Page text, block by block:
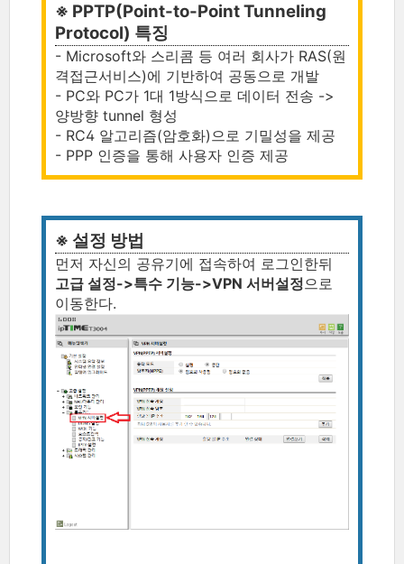
※ PPTP(Point-to-Point Tunneling
Protocol) 특징
- Microsoft와 스리콤 등 여러 회사가 RAS(원
격접근서비스)에 기반하여 공동으로 개발
- PC와 PC가 1대 1방식으로 데이터 전송 ->
양방향 tunnel 형성
- RC4 알고리즘(암호화)으로 기밀성을 제공
- PPP 인증을 통해 사용자 인증 제공
※ 설정 방법
먼저 자신의 공유기에 접속하여 로그인한뒤
고급 설정->특수 기능->VPN 서버설정으로
이동한다.